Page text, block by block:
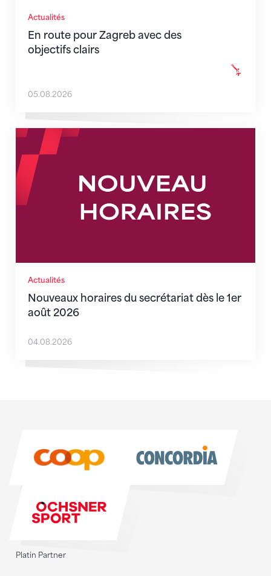
Actualités
En route pour Zagreb avec des
objectifs clairs
05.08.2026
Actualités
Nouveaux horaires du secrétariat dès le 1er
août 2026
Nouveaux horaires du secrétariat dès le 1er août
04.08.2026
Platin Partner